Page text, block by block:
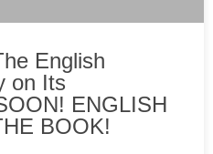
English
on Its
ENGLISH
BOOK!